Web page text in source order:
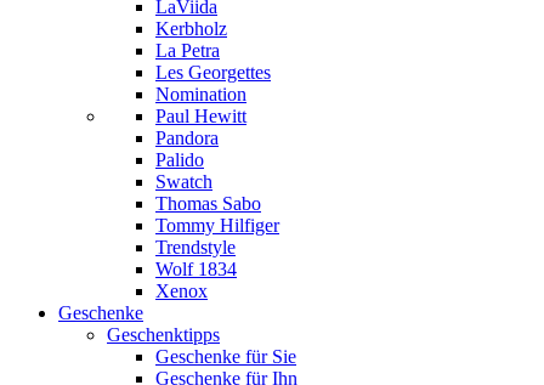
LaViida
Kerbholz
La Petra
Les Georgettes
Nomination
Paul Hewitt
Pandora
Palido
Swatch
Thomas Sabo
Tommy Hilfiger
Trendstyle
Wolf 1834
Xenox
Geschenke
Geschenktipps
Geschenke für Sie
Geschenke für Ihn